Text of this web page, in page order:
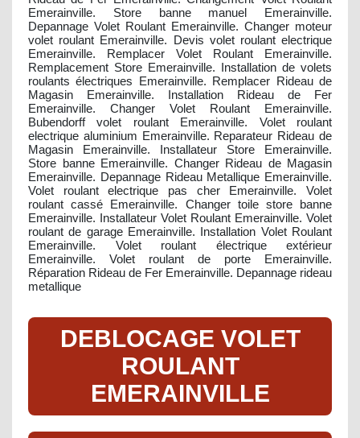
Emerainville. Store banne manuel Emerainville.
Depannage Volet Roulant Emerainville. Changer moteur
volet roulant Emerainville. Devis volet roulant electrique
Emerainville. Remplacer Volet Roulant Emerainville.
Remplacement Store Emerainville. Installation de volets
roulants électriques Emerainville. Remplacer Rideau de
Magasin Emerainville. Installation Rideau de Fer
Emerainville. Changer Volet Roulant Emerainville.
Bubendorff volet roulant Emerainville. Volet roulant
electrique aluminium Emerainville. Reparateur Rideau de
Magasin Emerainville. Installateur Store Emerainville.
Store banne Emerainville. Changer Rideau de Magasin
Emerainville. Depannage Rideau Metallique Emerainville.
Volet roulant electrique pas cher Emerainville. Volet
roulant cassé Emerainville. Changer toile store banne
Emerainville. Installateur Volet Roulant Emerainville. Volet
roulant de garage Emerainville. Installation Volet Roulant
Emerainville. Volet roulant électrique extérieur
Emerainville. Volet roulant de porte Emerainville.
Réparation Rideau de Fer Emerainville. Depannage rideau
metallique
DEBLOCAGE VOLET
ROULANT
EMERAINVILLE